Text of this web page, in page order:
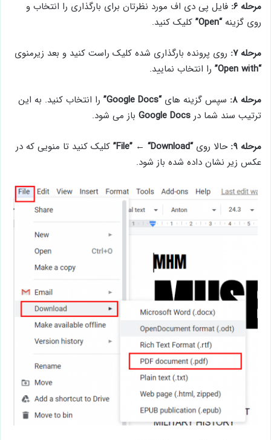
مرحله ۶:
فایل پی دی اف مورد نظرتان برای بارگذاری را انتخاب و
روی گزینه“Open” کلیک کنید.
مرحله ۷:
روی پرونده بارگذاری شده کلیک راست کنید و بعد زیرمنوی
“Open with”
را انتخاب نمایید.
مرحله ۸: سپس گزینه های“Google Docs”
را انتخاب کنید. به این
ترتیب سند شما در Google Docs باز می شود.
مرحله ۹: حالا روی“File”
← “Download”
کلیک کنید تا منویی که در
عکس زیر نشان داده شده باز شود.